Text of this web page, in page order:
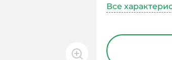
Диапазон
Класс